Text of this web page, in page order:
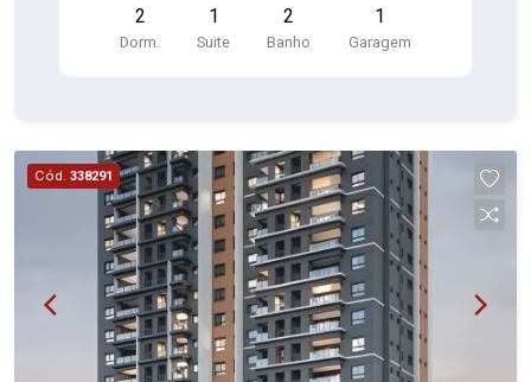
2
Dorm.
1
Suite
2
Banho
1
Garagem
Cód. 338291